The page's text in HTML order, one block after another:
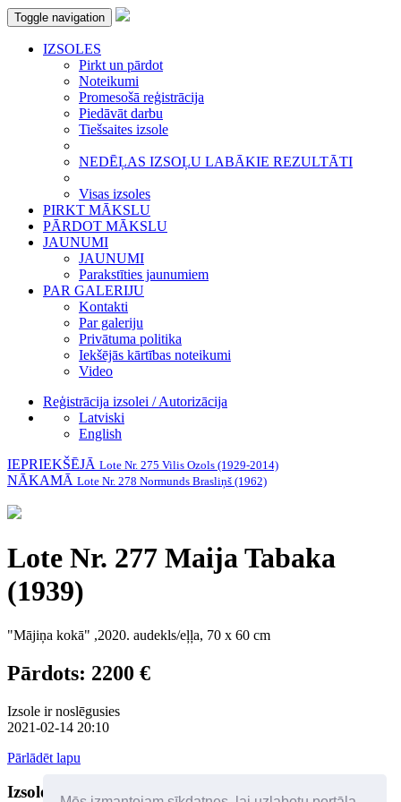
Toggle navigation
IZSOLES
Pirkt un pārdot
Noteikumi
Promesošā reģistrācija
Piedāvāt darbu
Tiešsaites izsole
NEDĒĻAS IZSOĻU LABĀKIE REZULTĀTI
Visas izsoles
PIRKT MĀKSLU
PĀRDOT MĀKSLU
JAUNUMI
JAUNUMI
Parakstīties jaunumiem
PAR GALERIJU
Kontakti
Par galeriju
Privātuma politika
Iekšējās kārtības noteikumi
Video
Reģistrācija izsolei / Autorizācija
Latviski
English
IEPRIEKŠĒJĀ Lote Nr. 275 Vilis Ozols (1929-2014)
NĀKAMĀ Lote Nr. 278 Normunds Brasliņš (1962)
Lote Nr. 277 Maija Tabaka
(1939)
"Mājiņa kokā" ,2020. audekls/eļļa, 70 x 60 cm
Pārdots: 2200 €
Izsole ir noslēgusies
2021-02-14 20:10
Pārlādēt lapu
Izsoles dalībnieki Palīdzība